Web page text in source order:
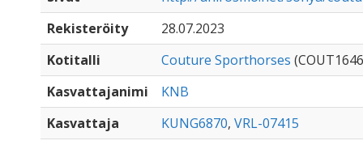
Rekisteröity
28.07.2023
Kotitalli
Couture Sporthorses
Kasvattajanimi
KNB
Kasvattaja
KUNG6870, VRL-07415